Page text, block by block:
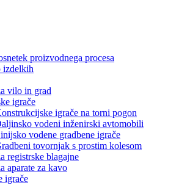
proizvodnega procesa
izdelkih
vilo in grad
igrače
igrače na torni pogon
vodeni inženirski avtomobili
vodene gradbene igrače
tovornjak s prostim kolesom
registrske blagajne
aparate za kavo
igrače